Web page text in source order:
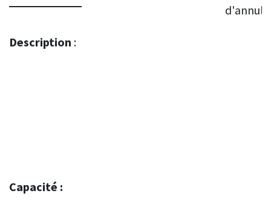
Description :
Capacité :